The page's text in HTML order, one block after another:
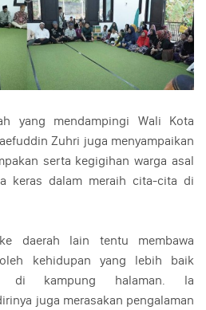
yang mendampingi Wali Kota
Zuhri juga menyampaikan
serta kegigihan warga asal
keras dalam meraih cita-cita di
daerah lain tentu membawa
kehidupan yang lebih baik
di kampung halaman. Ia
juga merasakan pengalaman